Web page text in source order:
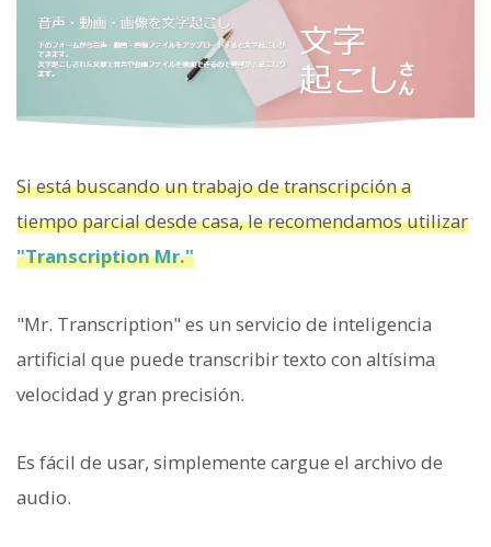
Si está buscando un trabajo de transcripción a
tiempo parcial desde casa, le recomendamos utilizar
"Transcription Mr."
"Mr. Transcription" es un servicio de inteligencia
artificial que puede transcribir texto con altísima
velocidad y gran precisión.
Es fácil de usar, simplemente cargue el archivo de
audio.